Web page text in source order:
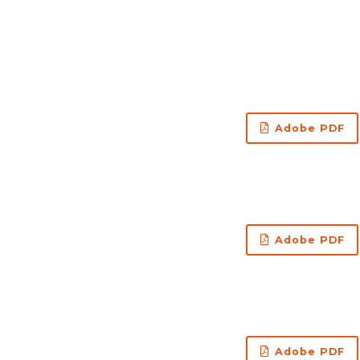
Adobe PDF
Adobe PDF
Adobe PDF